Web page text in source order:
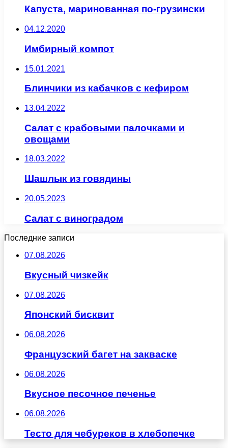
Капуста, маринованная по-грузински
04.12.2020
Имбирный компот
15.01.2021
Блинчики из кабачков с кефиром
13.04.2022
Салат с крабовыми палочками и
овощами
18.03.2022
Шашлык из говядины
20.05.2023
Салат с виноградом
Последние записи
07.08.2026
Вкусный чизкейк
07.08.2026
Японский бисквит
06.08.2026
Французский багет на закваске
06.08.2026
Вкусное песочное печенье
06.08.2026
Тесто для чебуреков в хлебопечке